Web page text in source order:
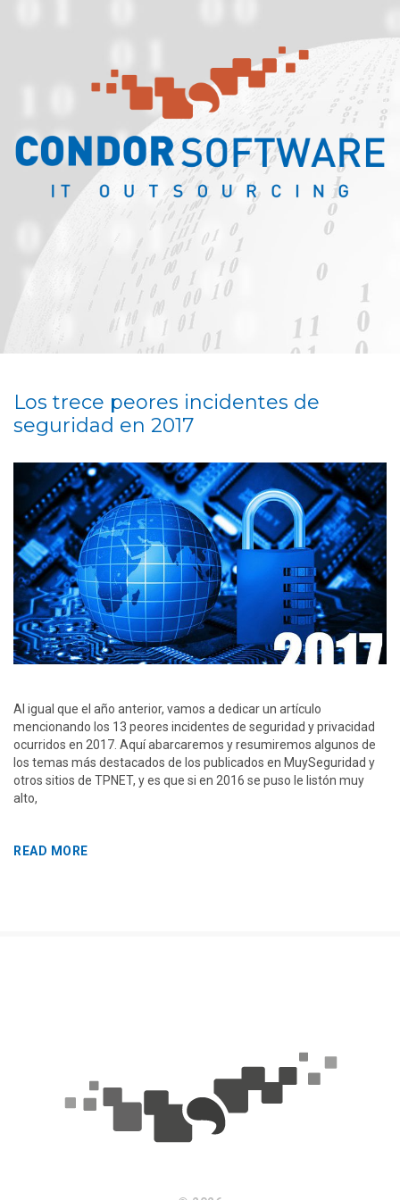
Los trece peores incidentes de
seguridad en 2017
Al igual que el año anterior, vamos a dedicar un artículo
mencionando los 13 peores incidentes de seguridad y privacidad
ocurridos en 2017. Aquí abarcaremos y resumiremos algunos de
los temas más destacados de los publicados en MuySeguridad y
otros sitios de TPNET, y es que si en 2016 se puso le listón muy
alto,
READ MORE